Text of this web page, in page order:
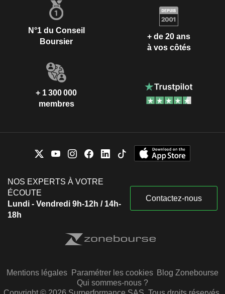
N°1 du Conseil
Boursier
+ de 20 ans
à vos côtés
+ 1 300 000
membres
NOS EXPERTS À VOTRE
ÉCOUTE
Lundi - Vendredi 9h-12h / 14h-
18h
Contactez-nous
Mentions légales Paramétrer les cookies Blog Zonebourse
Qui sommes-nous ?